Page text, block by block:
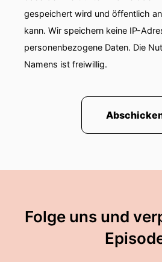
gespeichert wird und öffentlich
kann. Wir speichern keine IP-
personenbezogene Daten. Die
Namens ist freiwillig.
Folge uns und